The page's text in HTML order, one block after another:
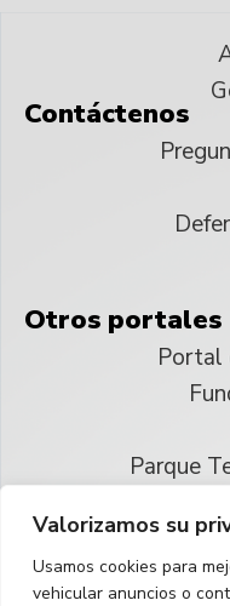
Valorizamos su
Usamos cookies para
vehicular anuncios o
Contáctenos
Otros portales
Portal
Parque